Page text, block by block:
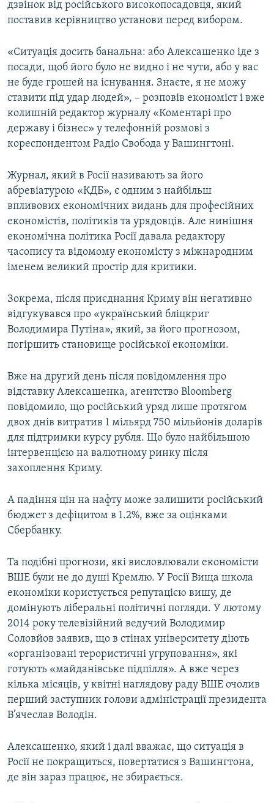
дзвінок від російського високопосадовця, який
поставив керівництво установи перед вибором.
«Ситуація досить банальна: або Алексашенко іде з
посади, щоб його було не видно і не чути, або у вас
не буде грошей на існування. Знаєте, я не можу
ставити під удар людей», – розповів економіст і вже
колишній редактор журналу «Коментарі про
державу і бізнес» у телефонній розмові з
кореспондентом Радіо Свобода у Вашингтоні.
Журнал, який в Росії називають за його
абревіатурою «КДБ», є одним з найбільш
впливових економічних видань для професійних
економістів, політиків та урядовців. Але нинішня
економічна політика Росії давала редактору
часопису та відомому економісту з міжнародним
іменем великий простір для критики.
Зокрема, після приєднання Криму він негативно
відгукувався про «український бліцкриг
Володимира Путіна», який, за його прогнозом,
погіршить становище російської економіки.
Вже на другий день після повідомлення про
відставку Алексашенка, агентство Bloomberg
повідомило, що російський уряд лише протягом
двох днів витратив 1 мільярд 750 мільйонів доларів
для підтримки курсу рубля. Що було найбільшою
інтервенцією на валютному ринку після
захоплення Криму.
А падіння цін на нафту може залишити російський
бюджет з дефіцитом в 1.2%, вже за оцінками
Сбербанку.
Та подібні прогнози, які висловлювали економісти
ВШЕ були не до душі Кремлю. У Росії Вища школа
економіки користується репутацією вишу, де
домінують ліберальні політичні погляди. У лютому
2014 року телевізійний ведучий Володимир
Соловйов заявив, що в стінах університету діють
«організовані терористичні угруповання», які
готують «майданівське підпілля». А вже через
кілька місяців, у квітні наглядову раду ВШЕ очолив
перший заступник голови адміністрації президента
В’ячеслав Володін.
Алексашенко, який і далі вважає, що ситуація в
Росії не покращиться, повертатися з Вашингтона,
де він зараз працює, не збирається.